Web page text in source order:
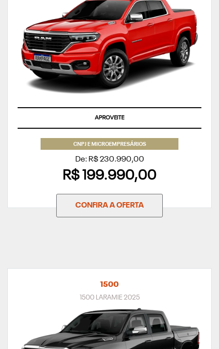
APROVEITE
CNPJ E MICROEMPRESÁRIOS
De: R$ 230.990,00
R$ 199.990,00
CONFIRA A OFERTA
1500
1500 LARAMIE 2025